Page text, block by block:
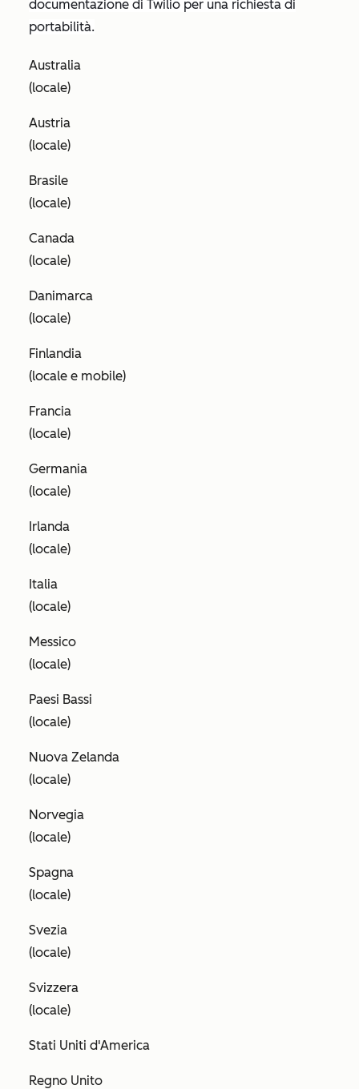
documentazione di Twilio per una richiesta di
portabilità.
Australia
(locale)
Austria
(locale)
Brasile
(locale)
Canada
(locale)
Danimarca
(locale)
Finlandia
(locale e mobile)
Francia
(locale)
Germania
(locale)
Irlanda
(locale)
Italia
(locale)
Messico
(locale)
Paesi Bassi
(locale)
Nuova Zelanda
(locale)
Norvegia
(locale)
Spagna
(locale)
Svezia
(locale)
Svizzera
(locale)
Stati Uniti d'America
Regno Unito